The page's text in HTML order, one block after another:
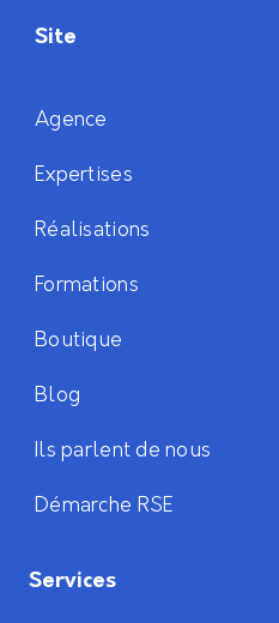
Site
Agence
Expertises
Réalisations
Formations
Boutique
Blog
Ils parlent de nous
Démarche RSE
Services